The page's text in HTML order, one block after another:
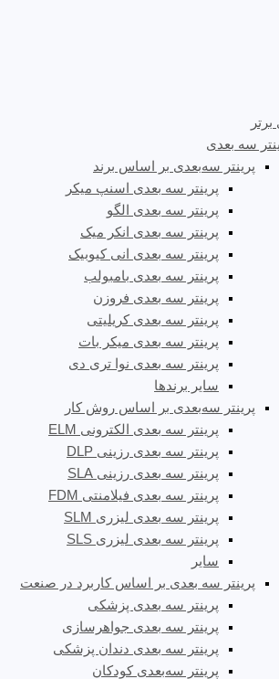
سه‌ بعدی
پرینتر سه‌بعدی بر اساس برند
پرینتر سه بعدی اسنپ میکر
پرینتر سه بعدی الگو
پرینتر سه بعدی انکر میک
پرینتر سه بعدی انی کیوبیک
پرینتر سه بعدی بامبولب
پرینتر سه بعدی فروزن
پرینتر سه بعدی کریلیتی
پرینتر سه بعدی میکر بات
پرینتر سه بعدی نوا تری دی
سایر برندها
پرینتر سه‌بعدی بر اساس روش کار
پرینتر سه بعدی الکترونی ELM
پرینتر سه بعدی رزینی DLP
پرینتر سه بعدی رزینی SLA
پرینتر سه بعدی فیلامنتی FDM
پرینتر سه بعدی لیزری SLM
پرینتر سه بعدی لیزری SLS
سایر
پرینتر سه بعدی بر اساس کاربرد در صنعت
پرینتر سه بعدی پزشکی
پرینتر سه بعدی جواهرسازی
پرینتر سه بعدی دندان پزشکی
پرینتر سه‌بعدی کودکان